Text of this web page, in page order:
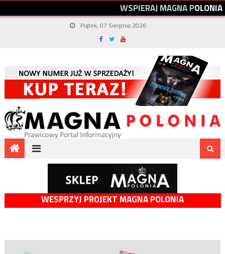
WSPIERAJMAGNAPOLONIA
Piątek, 07 Sierpnia 2026
WESPRZYJ PROJEKT MAGNA POLONIA